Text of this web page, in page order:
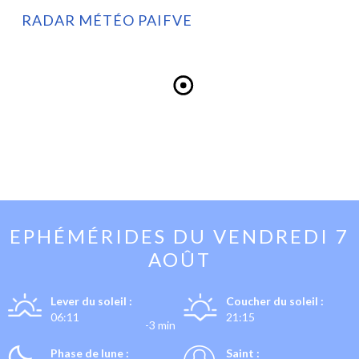
RADAR MÉTÉO PAIFVE
EPHÉMÉRIDES DU VENDREDI 7
AOÛT
Lever du soleil :
06:11
-3 min
Coucher du soleil :
21:15
Phase de lune :
Saint :